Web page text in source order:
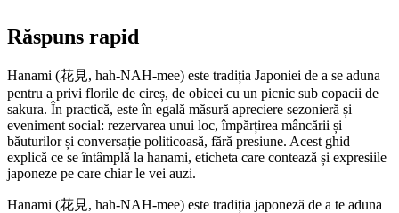
Răspuns rapid
Hanami (花見, hah-NAH-mee) este tradiția Japoniei de a se aduna
pentru a privi florile de cireș, de obicei cu un picnic sub copacii de
sakura. În practică, este în egală măsură apreciere sezonieră și
eveniment social: rezervarea unui loc, împărțirea mâncării și
băuturilor și conversație politicoasă, fără presiune. Acest ghid
explică ce se întâmplă la hanami, eticheta care contează și expresiile
japoneze pe care chiar le vei auzi.
Hanami (花見, hah-NAH-mee) este tradiția japoneză de a te aduna